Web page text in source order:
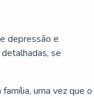
depressão e
se
uma vez que o